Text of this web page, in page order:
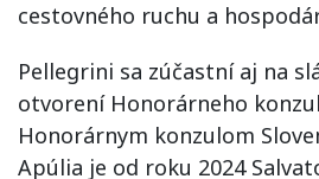
cestovného ruchu a
Pellegrini sa zúčastní aj na
otvorení Honorárneho
Honorárnym konzulom
Apúlia je od roku 2024